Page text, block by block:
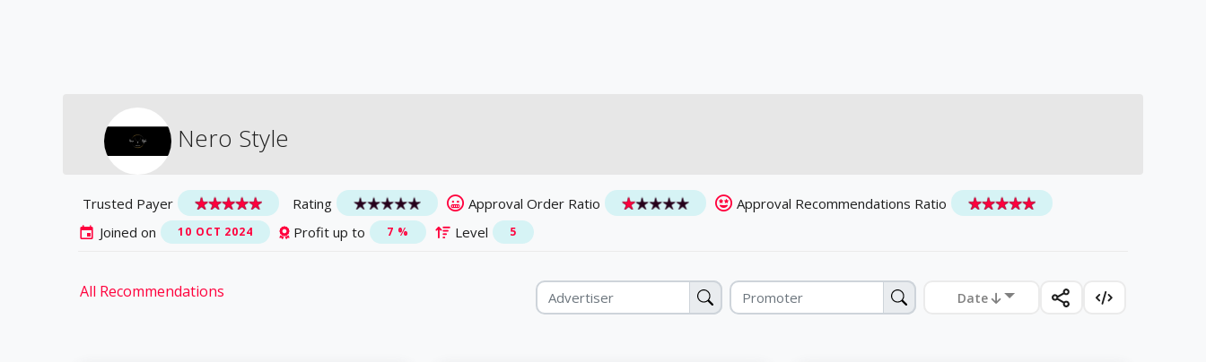
Nero Style
Trusted Payer Rating Approval Order Ratio
Approval Recommendations Ratio
Joined on
10 OCT 2024 Profit up to 7 % Level 5
All Recommendations Date